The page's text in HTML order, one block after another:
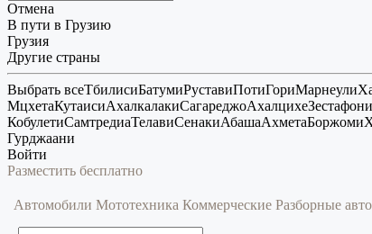
Отмена
В пути в Грузию
Грузия
Другие страны
Выбрать всеТбилисиБатумиРуставиПотиГориМарнеули
МцхетаКутаисиАхалкалакиСагареджоАхалцихеЗестафони
КобулетиСамтредиаТелавиСенакиАбашаАхметаБоржоми
Гурджаани
Войти
Разместить бесплатно
Автомобили Мототехника Коммерческие Разборные